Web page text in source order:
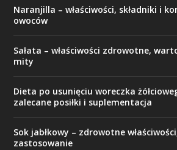
Naranjilla – właściwości, składniki i
owoców
Sałata – właściwości zdrowotne,
mity
Dieta po usunięciu woreczka
zalecane posiłki i suplementacja
Sok jabłkowy – zdrowotne
zastosowanie